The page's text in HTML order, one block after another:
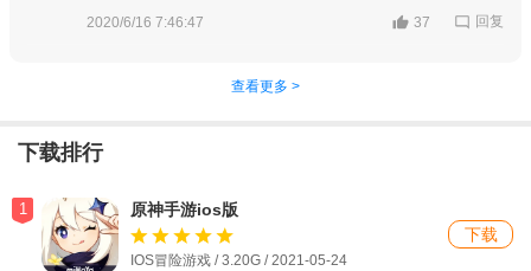
2020/6/16 7:46:47 37 回复
查看更多 >
下载排行
1 原神手游ios版
IOS冒险游戏 / 3.20G / 2021-05-24
下载